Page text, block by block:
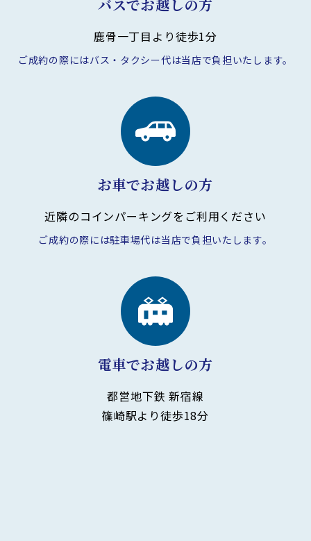
バスでお越しの方
鹿骨一丁目より徒歩1分
ご成約の際にはバス・タクシー代は当店で負担いたします。
お車でお越しの方
近隣のコインパーキングを ご利用ください
ご成約の際には駐車場代は当店で負担いたします。
電車でお越しの方
都営地下鉄 新宿線
篠崎駅より徒歩18分